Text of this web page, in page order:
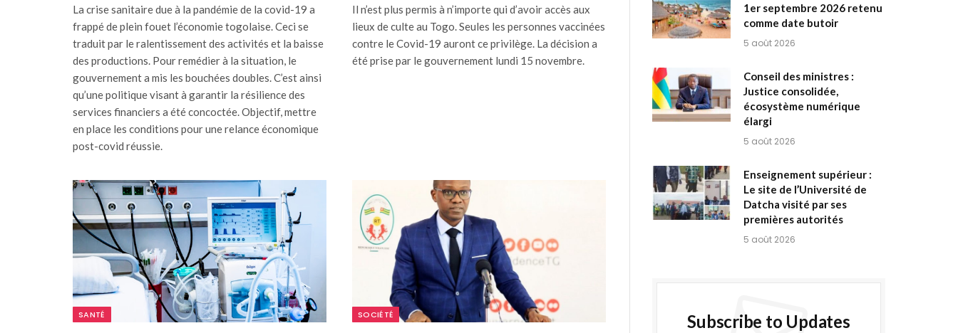
La crise sanitaire due à la pandémie de la covid-19 a
frappé de plein fouet l’économie togolaise. Ceci se
traduit par le ralentissement des activités et la baisse
des productions. Pour remédier à la situation, le
gouvernement a mis les bouchées doubles. C’est ainsi
qu’une politique visant à garantir la résilience des
services financiers a été concoctée. Objectif, mettre
en place les conditions pour une relance économique
post-covid réussie.
Il n’est plus permis à n’importe qui d’avoir accès aux
lieux de culte au Togo. Seules les personnes vaccinées
contre le Covid-19 auront ce privilège. La décision a
été prise par le gouvernement lundi 15 novembre.
SANTÉ SOCIÉTÉ
1er septembre 2026 retenu
comme date butoir
5 août 2026
Conseil des ministres :
Justice consolidée,
écosystème numérique
élargi
5 août 2026
Enseignement supérieur :
Le site de l’Université de
Datcha visité par ses
premières autorités
5 août 2026
Subscribe to Updates